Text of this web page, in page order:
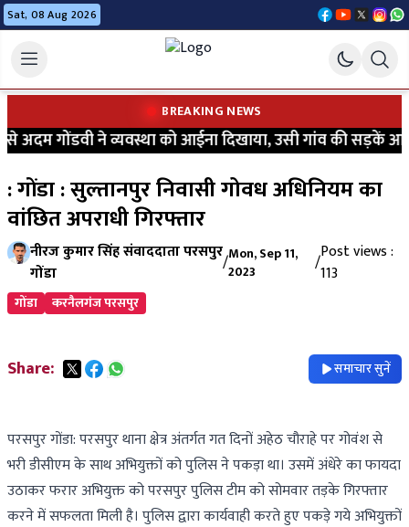
Sat, 08 Aug 2026
BREAKING NEWS
गोंडवी ने व्यवस्था को आईना दिखाया, उसी गांव की सड़कें आज
: गोंडा : सुल्तानपुर निवासी गोवध अधिनियम का
वांछित अपराधी गिरफ्तार
नीरज कुमार सिंह संवाददाता परसपुर
गोंडा
/Mon, Sep 11,
2023
/Post views :
113
गोंडा करनैलगंज परसपुर
Share: समाचार सुनें
परसपुर गोंडा: परसपुर थाना क्षेत्र अंतर्गत गत दिनों अहेठ चौराहे पर गोवंश से
भरी डीसीएम के साथ अभियुक्तों को पुलिस ने पकड़ा था। उसमें अंधेरे का फायदा
उठाकर फरार अभियुक्त को परसपुर पुलिस टीम को सोमवार तड़के गिरफ्तार
करने में सफलता मिली है। पुलिस द्वारा कार्यवाही करते हुए पकड़े गये अभियुक्तों